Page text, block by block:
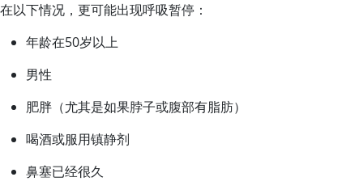
在以下情况，更可能出现呼吸暂停：
年龄在50岁以上
男性
肥胖（尤其是如果脖子或腹部有脂肪）
喝酒或服用镇静剂
鼻塞已经很久